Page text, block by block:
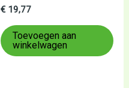
Gewaardeerd
uit
5
€ 19,77
Toevoegen aan
winkelwagen